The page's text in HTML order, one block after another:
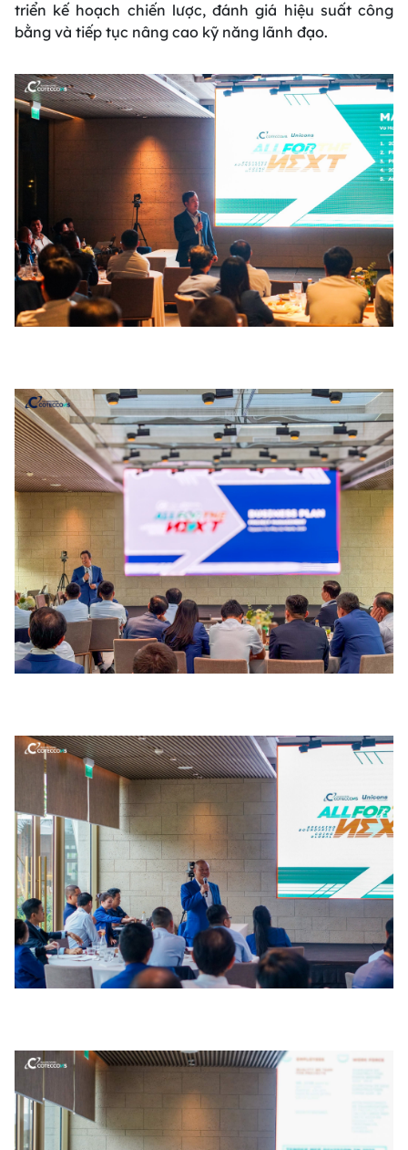
triển kế hoạch chiến lược, đánh giá hiệu suất công
bằng và tiếp tục nâng cao kỹ năng lãnh đạo.